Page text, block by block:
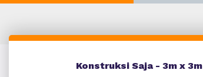
Konstruksi Saja - 3m x 3m